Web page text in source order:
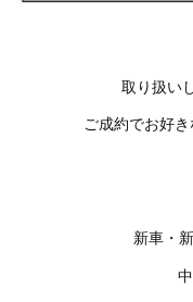
取り扱い
ご成約でお好
新車・